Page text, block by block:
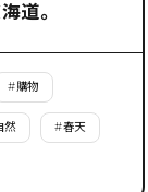
道。
#購物
然 #春天